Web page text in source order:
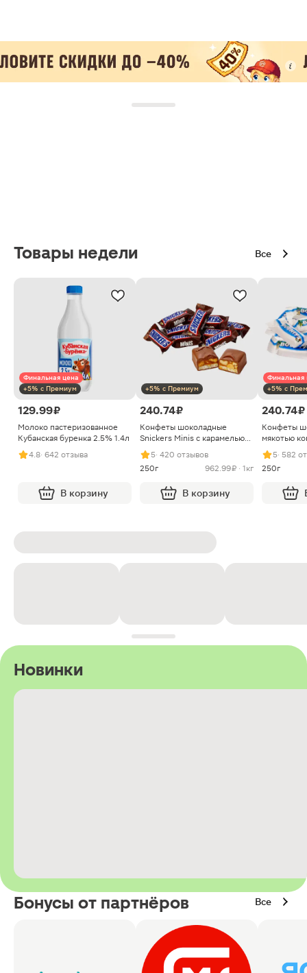
Товары недели Все
Финальная цена
+5% с Премиум
129.99 ₽
Молоко пастеризованное
Кубанская буренка 2.5% 1.4л
4.8· 642 отзыва
В корзину
+5% с Премиум
240.74 ₽
Конфеты шоколадные
Snickers Minis с карамелью
арахисом и нугой
5· 420 отзывов
250г
962.99 ₽ · 1кг
В корзину
Финальная
+5% с
240.74 ₽
Конфеты
мякотью
5· 582
250г
Новинки
Бонусы от партнёров Все